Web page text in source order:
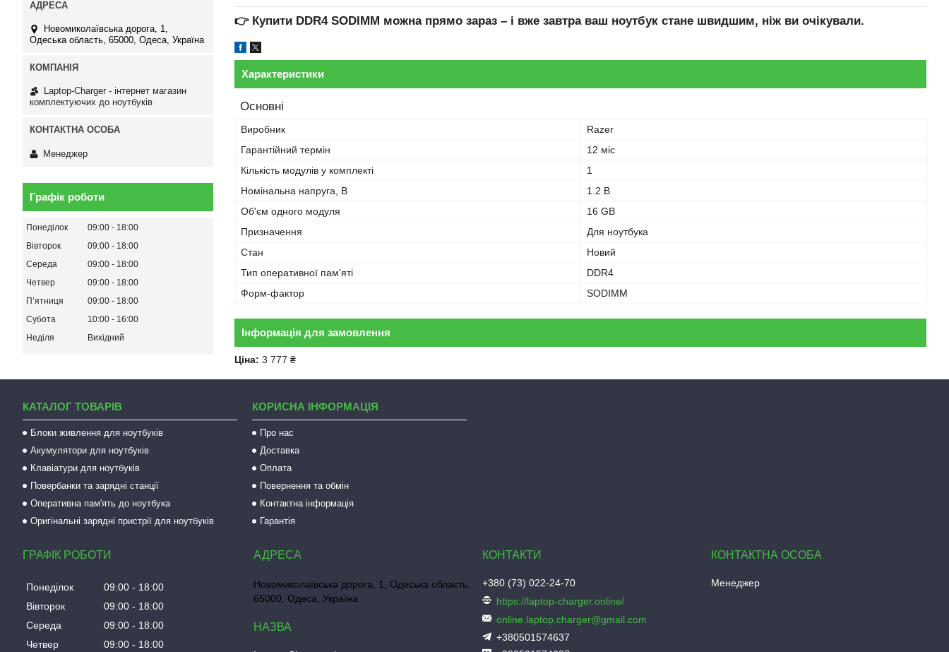
👉 Купити DDR4 SODIMM можна прямо зараз – і вже завтра ваш ноутбук стане швидшим, ніж ви очікували.
Характеристики
Основні
Виробник
Razer
Гарантійний термін
12 міс
Кількість модулів у комплекті
1
Номінальна напруга, В
1.2 В
Об'єм одного модуля
16 GB
Призначення
Для ноутбука
Стан
Новий
Тип оперативної пам'яті
DDR4
Форм-фактор
SODIMM
Інформація для замовлення
Ціна: 3 777 ₴
Новомиколаївська дорога, 1,
Одеська область, 65000, Одеса, Україна
Laptop-Charger - інтернет магазин
комплектуючих до ноутбуків
Менеджер
Графік роботи
Понеділок 09:00
18:00
Вівторок
09:00
18:00
Середа
09:00
18:00
Четвер
09:00
18:00
Пʼятниця
09:00
18:00
Субота
10:00
16:00
Неділя
Вихідний
КАТАЛОГ ТОВАРІВ
Блоки живлення для ноутбуків
Акумулятори для ноутбуків
Клавіатури для ноутбуків
Повербанки та зарядні станції
Оперативна пам'ять до ноутбука
Оригінальні зарядні пристрії для ноутбуків
КОРИСНА ІНФОРМАЦІЯ
Про нас
Доставка
Оплата
Повернення та обмін
Контактна інформація
Гарантія
ГРАФІК РОБОТИ
Понеділок 09:00
18:00
Вівторок
09:00
18:00
Середа
09:00
18:00
Четвер
09:00 18:00
Новомиколаївська дорога, 1, Одеська область,
65000, Одеса, Україна
+380 (73) 022-24-70
https://laptop-charger.online/
online.laptop.charger@gmail.com
+380501574637
Менеджер